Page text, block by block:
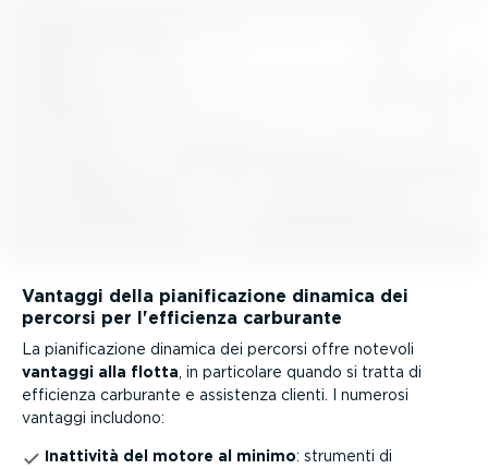
Vantaggi della piani­fi­ca­zione dinamica dei
percorsi per l'efficienza carburante
La piani­fi­ca­zione dinamica dei percorsi offre notevoli
vantaggi alla flotta, in particolare quando si tratta di
efficienza carburante e assistenza clienti. I numerosi
vantaggi includono:
Inattività del motore al minimo: strumenti di